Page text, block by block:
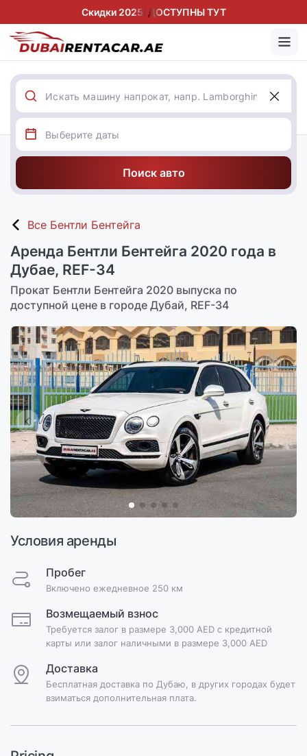
Скидки 2025! ДОСТУПНЫ ТУТ
Поиск авто
Все Бентли Бентейга
Аренда Бентли Бентейга 2020 года в
Дубае, REF-34
Прокат Бентли Бентейга 2020 выпуска по
доступной цене в городе Дубай, REF-34
Условия аренды
Пробег
Включено ежедневное 250 км
Возмещаемый взнос
Требуется залог в размере 3,000 AED с кредитной
карты или залог наличными в размере 3,000 AED
Доставка
Бесплатная доставка по Дубаю, в других городах будет
взиматься дополнительная плата.